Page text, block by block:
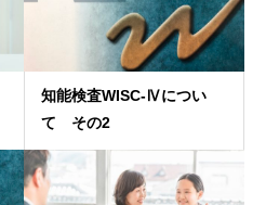
知能検査WISC-Ⅳについ
て その2